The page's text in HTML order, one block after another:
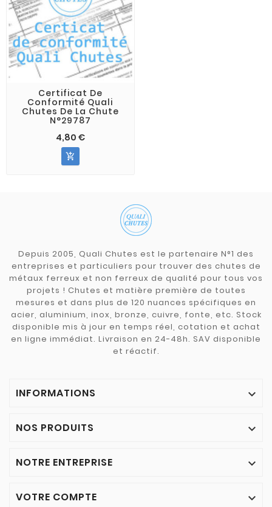
Certificat De
Conformité Quali
Chutes De La Chute
N°29787
4,80 €

Depuis 2005, Quali Chutes est le partenaire N°1 des
entreprises et particuliers pour trouver des chutes de
métaux ferreux et non ferreux de qualité pour tous vos
projets ! Chutes et matière première de toutes
mesures et dans plus de 120 nuances spécifiques en
acier, aluminium, inox, bronze, cuivre, fonte, etc. Stock
disponible mis à jour en temps réel, cotation et achat
en ligne immédiat. Livraison en 24-48h. SAV disponible
et réactif.
INFORMATIONS 
NOS PRODUITS 
NOTRE ENTREPRISE 
VOTRE COMPTE 